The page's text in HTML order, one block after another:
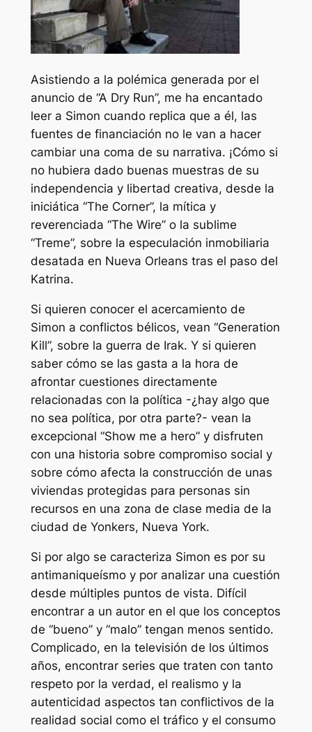
Asistiendo a la polémica generada por el
anuncio de “A Dry Run”, me ha encantado
leer a Simon cuando replica que a él, las
fuentes de financiación no le van a hacer
cambiar una coma de su narrativa. ¡Cómo si
no hubiera dado buenas muestras de su
independencia y libertad creativa, desde la
iniciática “The Corner”, la mítica y
reverenciada “The Wire” o la sublime
“Treme”, sobre la especulación inmobiliaria
desatada en Nueva Orleans tras el paso del
Katrina.
Si quieren conocer el acercamiento de
Simon a conflictos bélicos, vean “Generation
Kill”, sobre la guerra de Irak. Y si quieren
saber cómo se las gasta a la hora de
afrontar cuestiones directamente
relacionadas con la política -¿hay algo que
no sea política, por otra parte?- vean la
excepcional “Show me a hero” y disfruten
con una historia sobre compromiso social y
sobre cómo afecta la construcción de unas
viviendas protegidas para personas sin
recursos en una zona de clase media de la
ciudad de Yonkers, Nueva York.
Si por algo se caracteriza Simon es por su
antimaniqueísmo y por analizar una cuestión
desde múltiples puntos de vista. Difícil
encontrar a un autor en el que los conceptos
de “bueno” y “malo” tengan menos sentido.
Complicado, en la televisión de los últimos
años, encontrar series que traten con tanto
respeto por la verdad, el realismo y la
autenticidad aspectos tan conflictivos de la
realidad social como el tráfico y el consumo